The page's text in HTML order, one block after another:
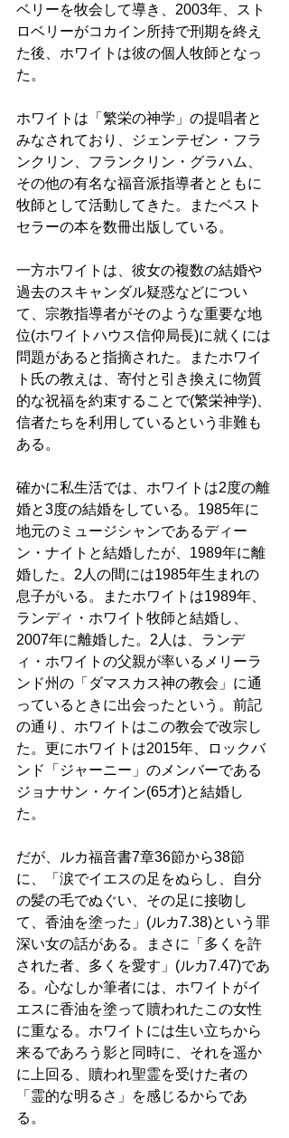
ベリーを牧会して導き、2003年、スト
ロベリーがコカイン所持で刑期を終え
た後、ホワイトは彼の個人牧師となっ
た。
ホワイトは「繁栄の神学」の提唱者と
みなされており、ジェンテゼン・フラ
ンクリン、フランクリン・グラハム、
その他の有名な福音派指導者とともに
牧師として活動してきた。またベスト
セラーの本を数冊出版している。
一方ホワイトは、彼女の複数の結婚や
過去のスキャンダル疑惑などについ
て、宗教指導者がそのような重要な地
位(ホワイトハウス信仰局長)に就くには
問題があると指摘された。またホワイ
ト氏の教えは、寄付と引き換えに物質
的な祝福を約束することで(繁栄神学)、
信者たちを利用しているという非難も
ある。
確かに私生活では、ホワイトは2度の離
婚と3度の結婚をしている。1985年に
地元のミュージシャンであるディー
ン・ナイトと結婚したが、1989年に離
婚した。2人の間には1985年生まれの
息子がいる。またホワイトは1989年、
ランディ・ホワイト牧師と結婚し、
2007年に離婚した。2人は、ランデ
ィ・ホワイトの父親が率いるメリーラ
ンド州の「ダマスカス神の教会」に通
っているときに出会ったという。前記
の通り、ホワイトはこの教会で改宗し
た。更にホワイトは2015年、ロックバ
ンド「ジャーニー」のメンバーである
ジョナサン・ケイン(65才)と結婚し
た。
だが、ルカ福音書7章36節から38節
に、「涙でイエスの足をぬらし、自分
の髪の毛でぬぐい、その足に接吻し
て、香油を塗った」(ルカ7.38)という罪
深い女の話がある。まさに「多くを許
された者、多くを愛す」(ルカ7.47)であ
る。心なしか筆者には、ホワイトがイ
エスに香油を塗って贖われたこの女性
に重なる。ホワイトには生い立ちから
来るであろう影と同時に、それを遥か
に上回る、贖われ聖霊を受けた者の
「霊的な明るさ」を感じるからであ
る。